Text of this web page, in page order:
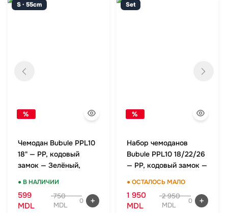
S · 55cm
%
Чемодан Bubule PPL10
18" — PP, кодовый
замок — Зелёный,
● В НАЛИЧИИ
599
MDL
750
MDL
0
Set
%
Набор чемоданов
Bubule PPL10 18/22/26
— PP, кодовый замок —
● ОСТАЛОСЬ МАЛО
1 950
MDL
2 950
MDL
0